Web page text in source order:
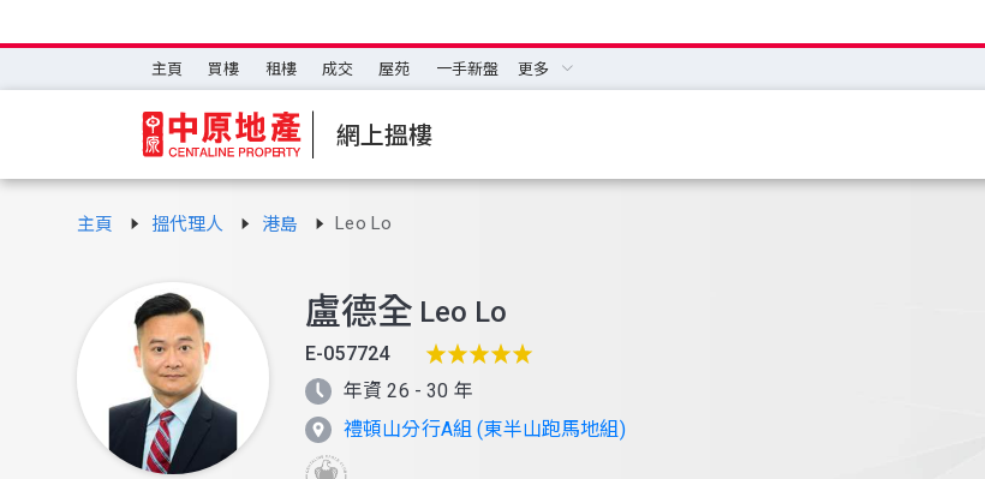
主頁 買樓 租樓 成交 屋苑 一手新盤 更多
網上搵樓
主頁 搵代理人 港島 Leo Lo
盧德全 Leo Lo
E-057724
年資 26 - 30 年
禮頓山分行A組 (東半山跑馬地組)